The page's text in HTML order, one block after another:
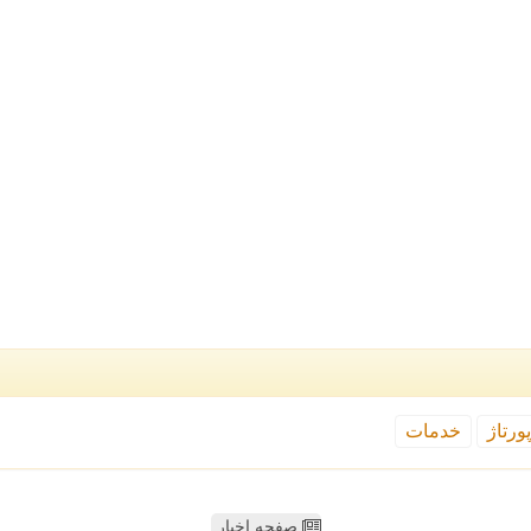
خدمات
صفحه اخبار